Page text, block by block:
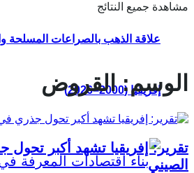
علاقة الذهب بالصراعات المسلحة
إفريقيا (2000–2026)
مشاهدة جميع النتائج
الوسم:القروض
تقرير: إفريقيا تشهد أكبر تحول
الصيني